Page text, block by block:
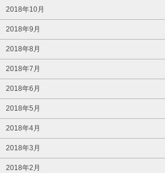
2018年10月
2018年9月
2018年8月
2018年7月
2018年6月
2018年5月
2018年4月
2018年3月
2018年2月